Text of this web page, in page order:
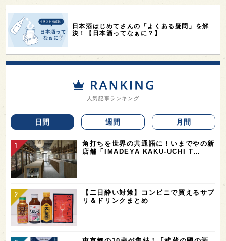
日本酒はじめてさんの「よくある疑問」を解
決！【日本酒ってなぁに？】
人気記事ランキング
日間 週間 月間
角打ちを世界の共通語に！いまでやの新
店舗「IMADEYA KAKU-UCHI T…
【二日酔い対策】コンビニで買えるサプ
リ＆ドリンクまとめ